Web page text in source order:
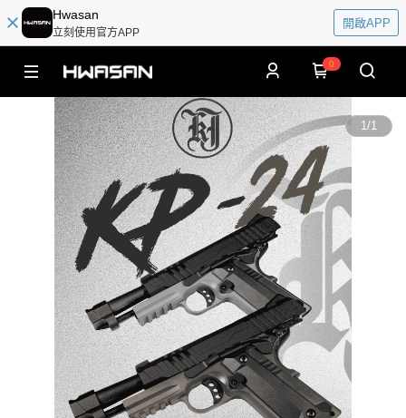
Hwasan
立刻使用官方APP
開啟APP
0
1/1